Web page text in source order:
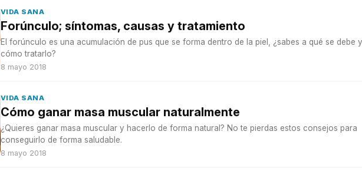
VIDA SANA
Forúnculo; síntomas, causas y tratamiento
El forúnculo es una acumulación de pus que se forma dentro de la piel, ¿sabes a qué se debe y
cómo tratarlo?
8 mayo 2018
VIDA SANA
Cómo ganar masa muscular naturalmente
¿Quieres ganar masa muscular y hacerlo de forma natural? No te pierdas estos consejos para
conseguirlo de forma saludable.
8 mayo 2018